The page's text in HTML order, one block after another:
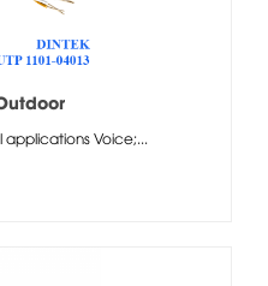
Voice;...